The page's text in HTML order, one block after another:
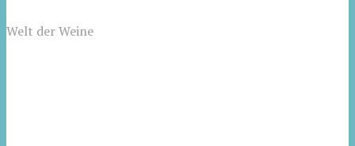
Welt der Weine